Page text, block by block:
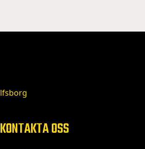
KONTAKTA OSS